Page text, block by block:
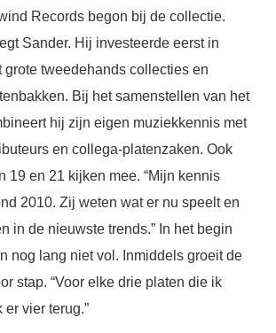
Records begon bij de collectie.
Sander. Hij investeerde eerst in
grote tweedehands collecties en
Bij het samenstellen van het
hij zijn eigen muziekkennis met
en collega-platenzaken. Ook
19 en 21 kijken mee. “Mijn kennis
2010. Zij weten wat er nu speelt en
in de nieuwste trends.” In het begin
nog lang niet vol. Inmiddels groeit de
stap. “Voor elke drie platen die ik
vier terug.”